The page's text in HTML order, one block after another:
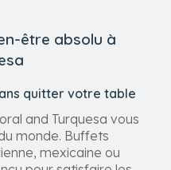
être absolu à
quitter votre table
and Turquesa vous
monde. Buffets
mexicaine ou